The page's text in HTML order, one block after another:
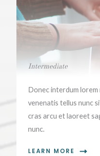
Intermediate
Donec interdum
venenatis tellus nunc
cras arcu et laoreet
nunc.
LEARN MORE